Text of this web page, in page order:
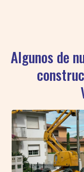
Algunos de